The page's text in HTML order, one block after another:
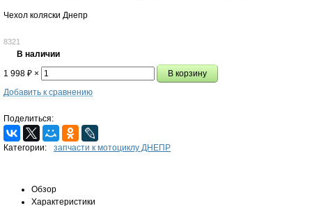
Чехол коляски Днепр
8321
В наличии
1 998 ₽ ×
Добавить к сравнению
Поделиться:
Категории: запчасти к мотоциклу ДНЕПР
Обзор
Характеристики